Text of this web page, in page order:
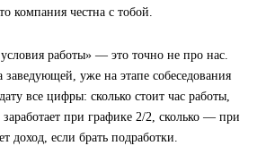
компания честна с тобой.
работы» — это точно не про нас.
заведующей, уже на этапе собеседования
все цифры: сколько стоит час работы,
заработает при графике 2/2, сколько — при
доход, если брать подработки.